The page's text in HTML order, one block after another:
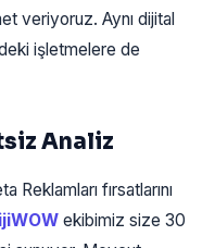
veriyoruz. Aynı dijital
işletmelere de
Analiz
fırsatlarını
ekibimiz size 30